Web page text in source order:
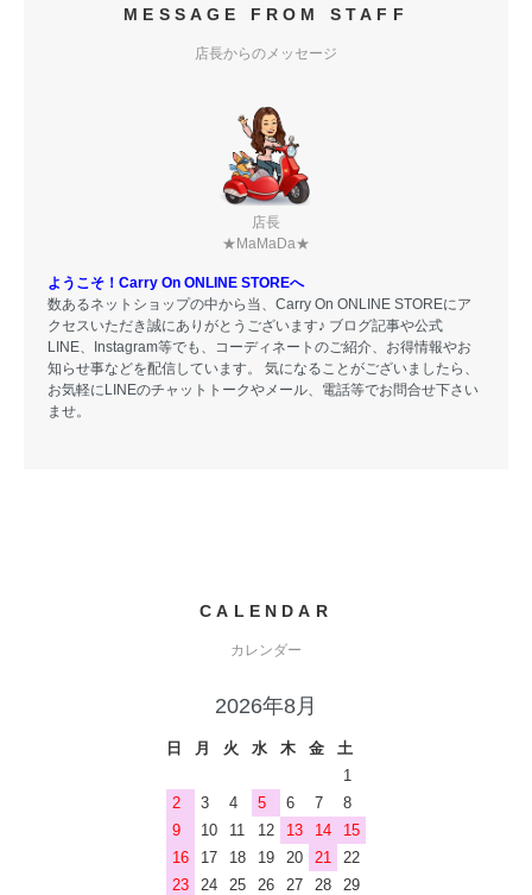
MESSAGE FROM STAFF
店長からのメッセージ
店長
★MaMaDa★
ようこそ！Carry On ONLINE STOREへ
数あるネットショップの中から当、Carry On ONLINE STOREにア
クセスいただき誠にありがとうございます♪ ブログ記事や公式
LINE、Instagram等でも、コーディネートのご紹介、お得情報やお
知らせ事などを配信しています。 気になることがございましたら、
お気軽にLINEのチャットトークやメール、電話等でお問合せ下さい
ませ。
CALENDAR
カレンダー
2026年8月
日 月 火 水 木 金
土
1
2
3 4 5 6 7
8
9
10 11 12 13 14
15
16
17 18 19 20 21
22
23
24 25 26 27 28 29